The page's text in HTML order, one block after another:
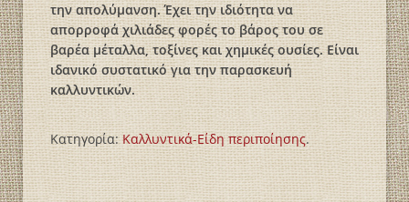
την απολύμανση. Έχει την ιδιότητα να
απορροφά χιλιάδες φορές το βάρος του σε
βαρέα μέταλλα, τοξίνες και χημικές ουσίες. Είναι
ιδανικό συστατικό για την παρασκευή
καλλυντικών.
Κατηγορία:Καλλυντικά-Είδη περιποίησης.